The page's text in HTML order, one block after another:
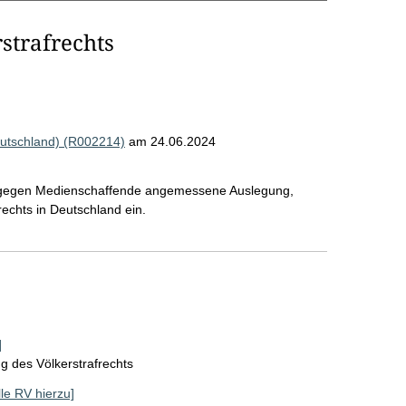
(R002214) am 24.06.2024
Medienschaffende angemessene Auslegung,
in Deutschland ein.
des Völkerstrafrechts
RV hierzu]